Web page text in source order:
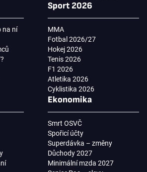
na ní
Sport 2026
MMA
Fotbal 2026/27
Hokej 2026
Tenis 2026
F1 2026
Atletika 2026
Cyklistika 2026
Ekonomika
Smrt OSVČ
Spořicí účty
Superdávka – změny
Důchody 2027
Minimální mzda 2027